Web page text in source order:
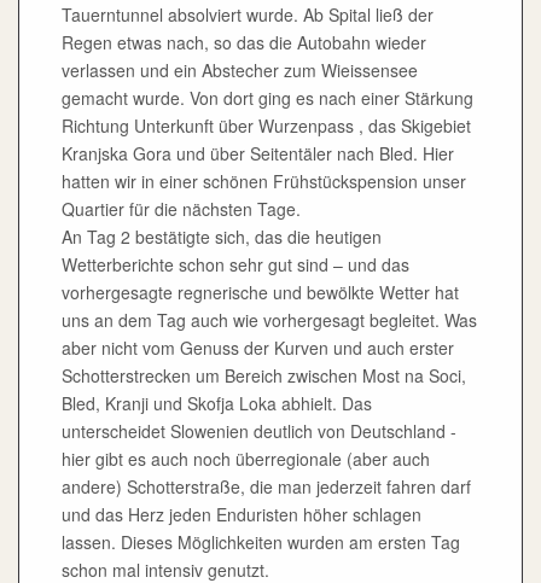
Tauerntunnel absolviert wurde. Ab Spital ließ der
Regen etwas nach, so das die Autobahn wieder
verlassen und ein Abstecher zum Wieissensee
gemacht wurde. Von dort ging es nach einer Stärkung
Richtung Unterkunft über Wurzenpass , das Skigebiet
Kranjska Gora und über Seitentäler nach Bled. Hier
hatten wir in einer schönen Frühstückspension unser
Quartier für die nächsten Tage.
An Tag 2 bestätigte sich, das die heutigen
Wetterberichte schon sehr gut sind – und das
vorhergesagte regnerische und bewölkte Wetter hat
uns an dem Tag auch wie vorhergesagt begleitet. Was
aber nicht vom Genuss der Kurven und auch erster
Schotterstrecken um Bereich zwischen Most na Soci,
Bled, Kranji und Skofja Loka abhielt. Das
unterscheidet Slowenien deutlich von Deutschland -
hier gibt es auch noch überregionale (aber auch
andere) Schotterstraße, die man jederzeit fahren darf
und das Herz jeden Enduristen höher schlagen
lassen. Dieses Möglichkeiten wurden am ersten Tag
schon mal intensiv genutzt.